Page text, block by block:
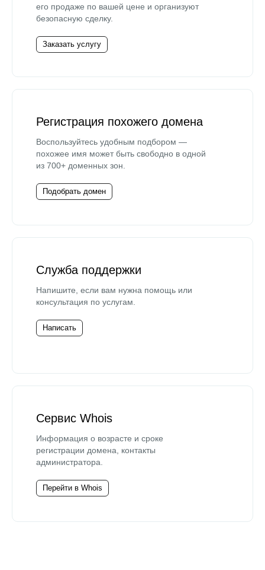
его продаже по вашей цене и организуют
безопасную сделку.
Заказать услугу
Регистрация похожего домена
Воспользуйтесь удобным подбором —
похожее имя может быть свободно в одной
из 700+ доменных зон.
Подобрать домен
Служба поддержки
Напишите, если вам нужна помощь или
консультация по услугам.
Написать
Сервис Whois
Информация о возрасте и сроке
регистрации домена, контакты
администратора.
Перейти в Whois